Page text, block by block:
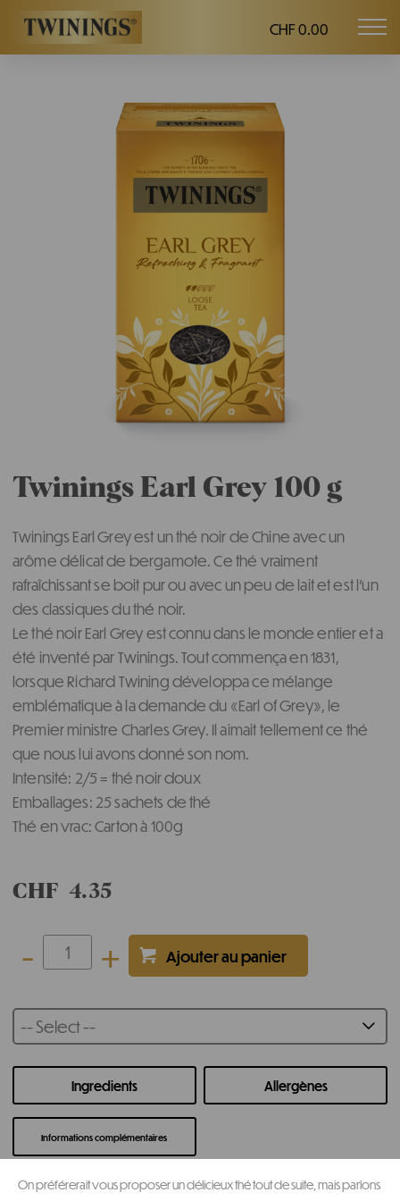
Twinings.ch
CHF 0.00
Twinings Earl Grey 100 g
Twinings Earl Grey est un thé noir de Chine avec un
arôme délicat de bergamote. Ce thé vraiment
rafraîchissant se boit pur ou avec un peu de lait et est l’un
des classiques du thé noir.
Le thé noir Earl Grey est connu dans le monde entier et a
été inventé par Twinings. Tout commença en 1831,
lorsque Richard Twining développa ce mélange
emblématique à la demande du «Earl of Grey», le
Premier ministre Charles Grey. Il aimait tellement ce thé
que nous lui avons donné son nom.
Intensité: 2/5 = thé noir doux
Emballages: 25 sachets de thé
Thé en vrac: Carton à 100g
CHF 4.35
- +
-- Select --
Ingredients Allergènes
Informations complémentaires
On préférerait vous proposer un délicieux thé tout de suite, mais parlons